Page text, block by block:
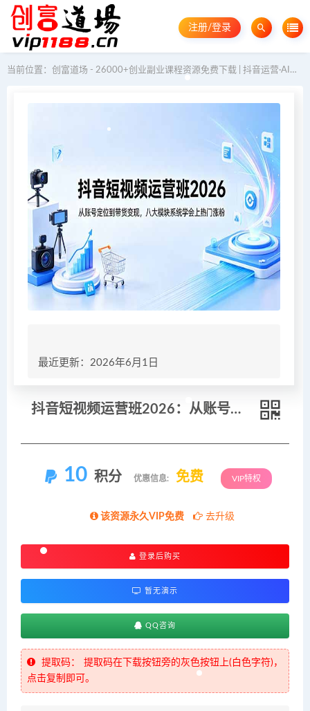
注册/登录
当前位置： 创富道场 - 26000+创业副业课程资源免费下载 | 抖音运营·AI教程·GEO优化
最近更新：2026年6月1日
抖音短视频运营班2026：从账号定位到带货变现，八大模块系统学会上热门涨粉
10 积分 优惠信息: 免费 VIP特权
该资源永久VIP免费 去升级
登录后购买
暂无演示
QQ咨询
提取码：
提取码在下载按钮旁的灰色按钮上(白色字符)，
点击复制即可。